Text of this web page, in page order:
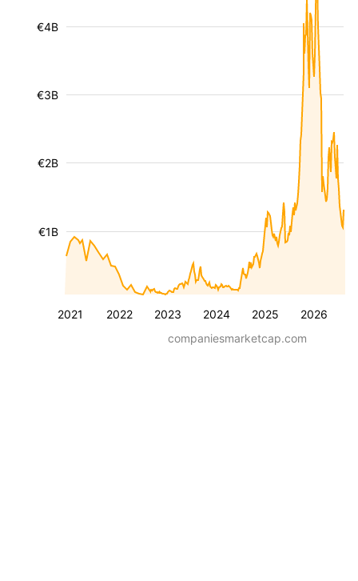
2021 2022 2023 2024 2025 2026
€1B
€2B
€3B
€4B
companiesmarketcap.com